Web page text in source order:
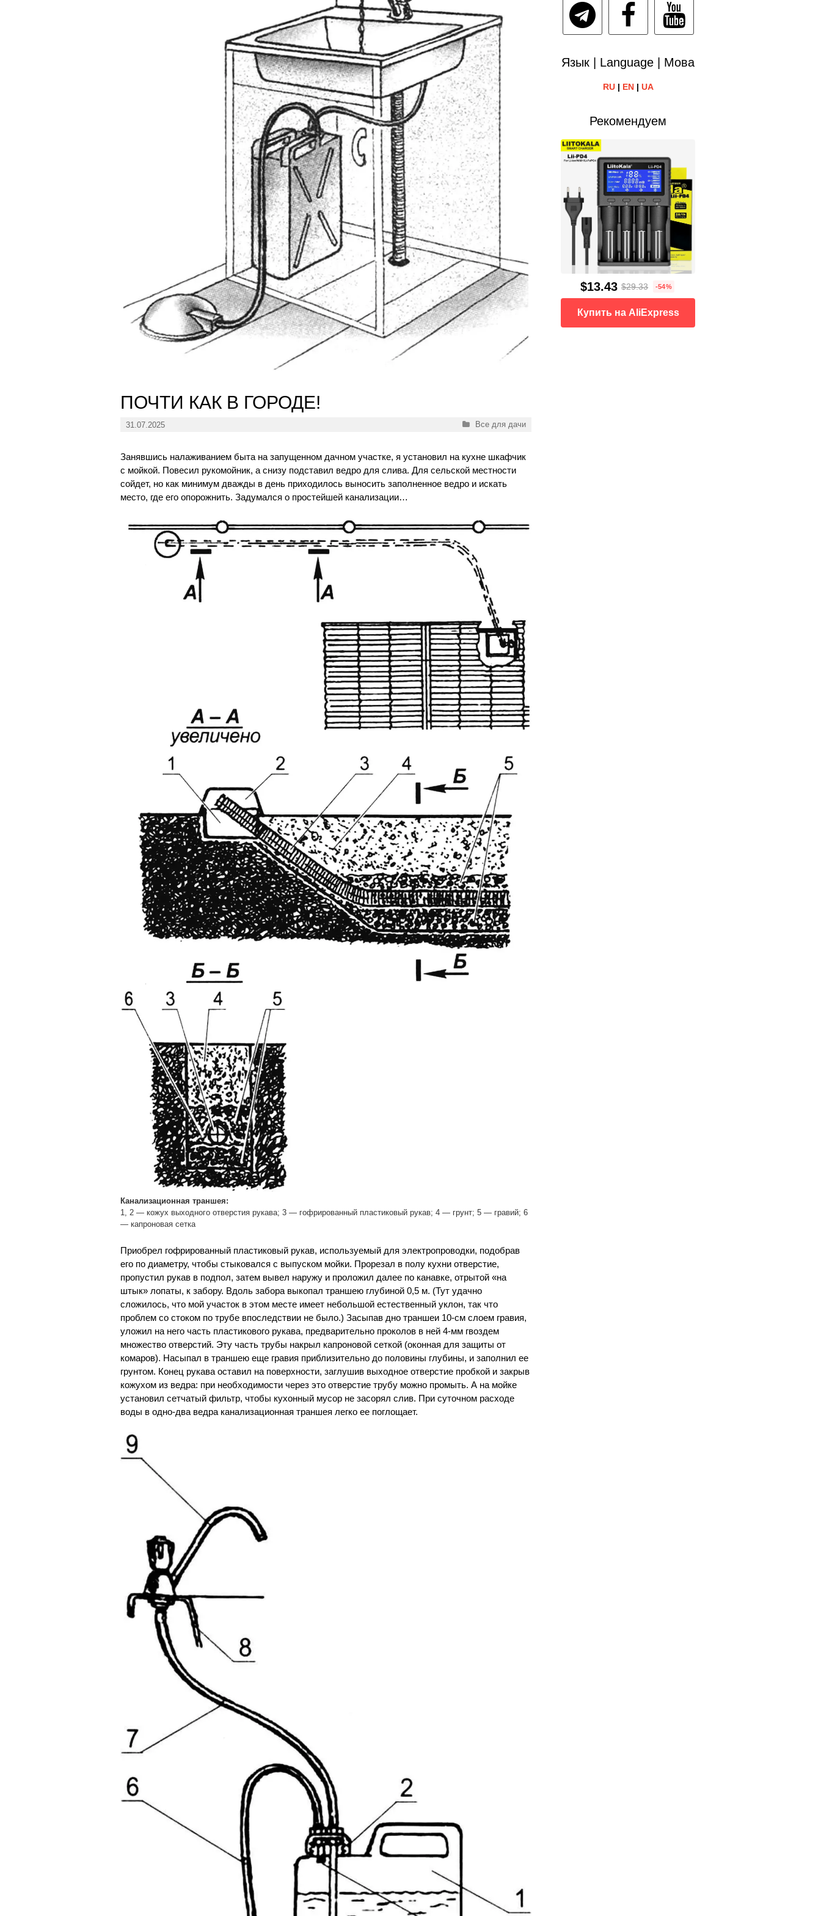
ПОЧТИ КАК В ГОРОДЕ!
31.07.2025 Рубрики
Все для дачи
Занявшись налаживанием быта на запущенном дачном участке, я установил на кухне шкафчик
с мойкой. Повесил рукомойник, а снизу подставил ведро для слива. Для сельской местности
сойдет, но как минимум дважды в день приходилось выносить заполненное ведро и искать
место, где его опорожнить. Задумался о простейшей канализации…
Канализационная траншея:
1, 2 — кожух выходного отверстия рукава; 3 — гофрированный пластиковый рукав; 4 — грунт; 5 — гравий; 6
— капроновая сетка
Приобрел гофрированный пластиковый рукав, используемый для электропроводки, подобрав
его по диаметру, чтобы стыковался с выпуском мойки. Прорезал в полу кухни отверстие,
пропустил рукав в подпол, затем вывел наружу и проложил далее по канавке, отрытой «на
штык» лопаты, к забору. Вдоль забора выкопал траншею глубиной 0,5 м. (Тут удачно
сложилось, что мой участок в этом месте имеет небольшой естественный уклон, так что
проблем со стоком по трубе впоследствии не было.) Засыпав дно траншеи 10-см слоем гравия,
уложил на него часть пластикового рукава, предварительно проколов в ней 4-мм гвоздем
множество отверстий. Эту часть трубы накрыл капроновой сеткой (оконная для защиты от
комаров). Насыпал в траншею еще гравия приблизительно до половины глубины, и заполнил ее
грунтом. Конец рукава оставил на поверхности, заглушив выходное отверстие пробкой и закрыв
кожухом из ведра: при необходимости через это отверстие трубу можно промыть. А на мойке
установил сетчатый фильтр, чтобы кухонный мусор не засорял слив. При суточном расходе
воды в одно-два ведра канализационная траншея легко ее поглощает.
Язык | Language | Мова
RU| EN| UA
Рекомендуем
$13.43 $29.33 -54%
Купить на AliExpress